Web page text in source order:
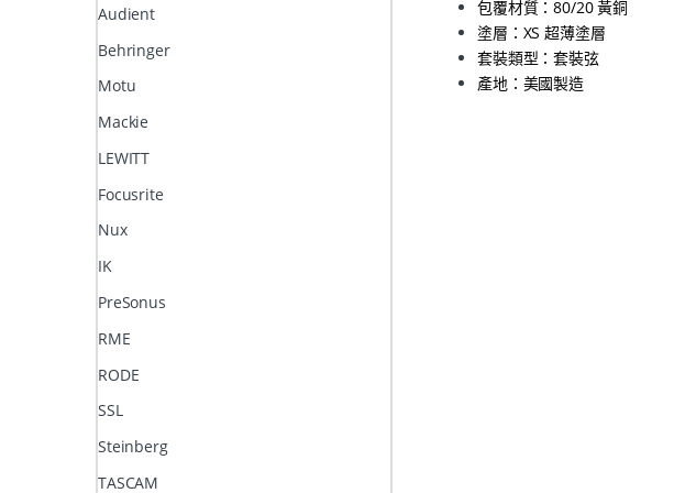
包覆材質：80/20 黃銅
塗層：XS 超薄塗層
套裝類型：套裝弦
產地：美國製造
Audient
Behringer
Motu
Mackie
LEWITT
Focusrite
Nux
IK
PreSonus
RME
RODE
SSL
Steinberg
TASCAM